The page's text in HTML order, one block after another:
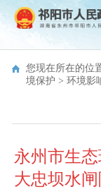
您现在所在的位
境保护 > 环境影
永州市生
大忠坝水